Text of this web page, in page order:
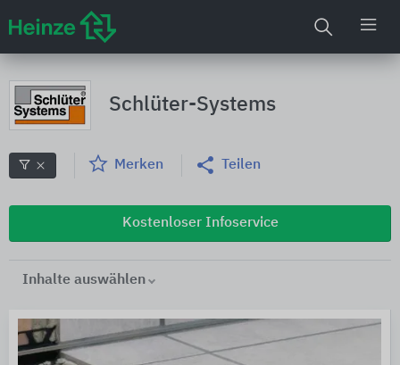
Schlüter-Systems
Merken Teilen
Kostenloser Infoservice
Inhalte auswählen